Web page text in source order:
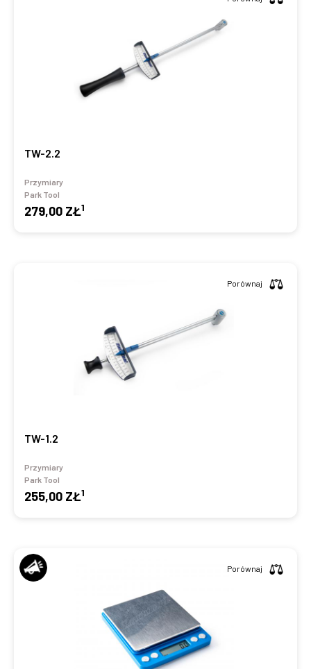
TW-2.2
Przymiary
Park Tool
279,00 ZŁ1
TW-1.2
Przymiary
Park Tool
255,00 ZŁ1
Porównaj
Porównaj